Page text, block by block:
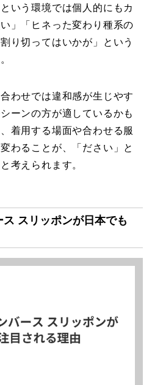
いう環境では個人的にもカ
」「ヒネった変わり種系の
り切ってはいかが」という
わせでは違和感が生じやす
ーンの方が適しているかも
着用する場面や合わせる服
わることが、「ださい」と
考えられます。
スリッポンが日本でも